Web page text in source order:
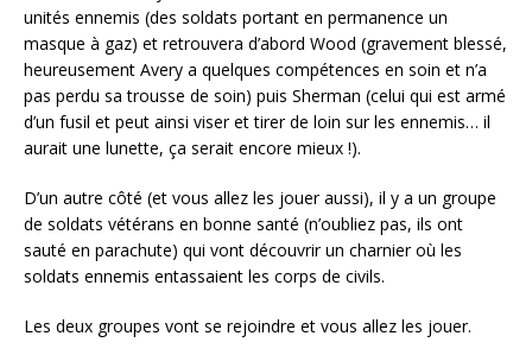
unités ennemis (des soldats portant en permanence un
masque à gaz) et retrouvera d’abord Wood (gravement blessé,
heureusement Avery a quelques compétences en soin et n’a
pas perdu sa trousse de soin) puis Sherman (celui qui est armé
d’un fusil et peut ainsi viser et tirer de loin sur les ennemis… il
aurait une lunette, ça serait encore mieux !).
D’un autre côté (et vous allez les jouer aussi), il y a un groupe
de soldats vétérans en bonne santé (n’oubliez pas, ils ont
sauté en parachute) qui vont découvrir un charnier où les
soldats ennemis entassaient les corps de civils.
Les deux groupes vont se rejoindre et vous allez les jouer.